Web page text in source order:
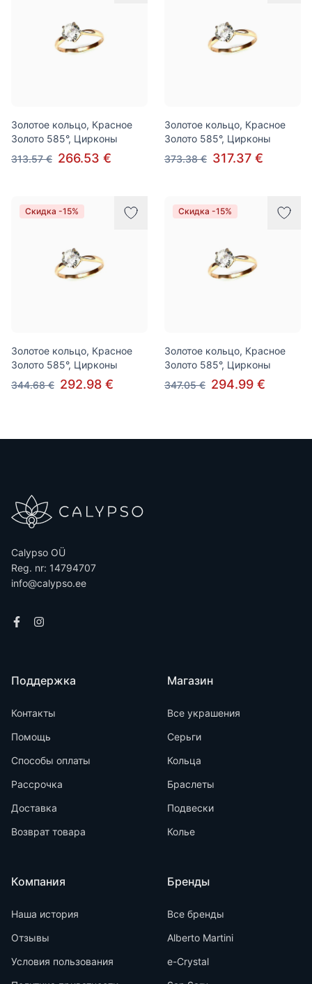
Золотое кольцо, Красное
Золото 585°, Цирконы
313.57 € 266.53 €
Золотое кольцо, Красное
Золото 585°, Цирконы
373.38 € 317.37 €
Скидка -15%
Золотое кольцо, Красное
Золото 585°, Цирконы
344.68 € 292.98 €
Скидка -15%
Золотое кольцо, Красное
Золото 585°, Цирконы
347.05 € 294.99 €
Calypso OÜ
Reg. nr: 14794707
info@calypso.ee
Поддержка
Контакты
Помощь
Способы оплаты
Рассрочка
Доставка
Возврат товара
Компания
Наша история
Отзывы
Условия пользования
Магазин
Все украшения
Серьги
Кольца
Браслеты
Подвески
Колье
Бренды
Все бренды
Alberto Martini
e-Crystal